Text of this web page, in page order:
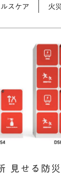
スケア
火災
見せる防